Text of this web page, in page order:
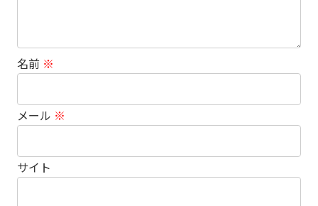
名前 ※
メール ※
サイト